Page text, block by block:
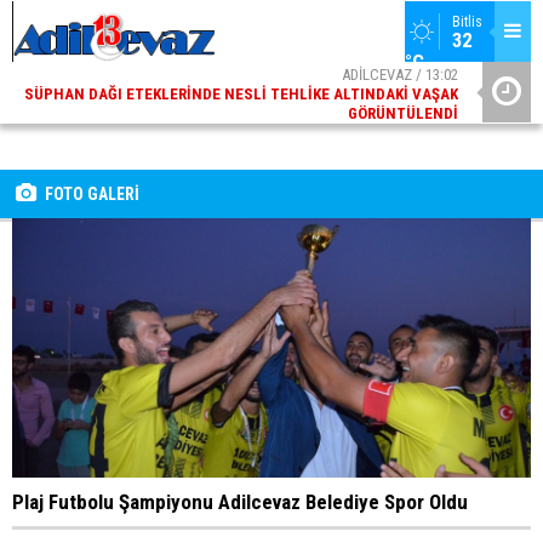
Bitlis
32
°C
ADİLCEVAZ / 13:02
SÜPHAN DAĞI ETEKLERINDE NESLI TEHLIKE ALTINDAKI VAŞAK
GÖRÜNTÜLENDI
ADİLCEVAZ / 09:10
İÇIŞLERI BAKANI OLDU
FOTO GALERİ
Plaj Futbolu Şampiyonu Adilcevaz Belediye Spor Oldu